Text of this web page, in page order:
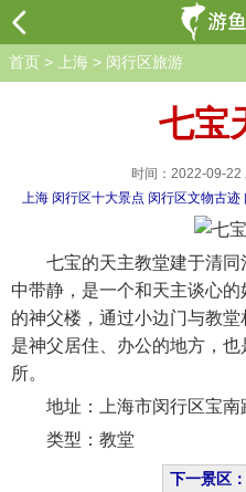
首页 > 上海 > 闵行区旅游
七宝
时间：2022-09-22
上海 闵行区十大景点 闵行区文物古迹
七宝的天主教堂建于清同
中带静，是一个和天主谈心
的神父楼，通过小边门与教
是神父居住、办公的地方，
所。
地址：上海市闵行区宝南
类型：教堂
下一景区